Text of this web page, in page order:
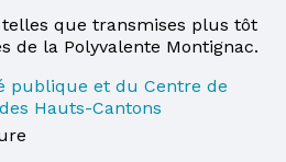
que transmises plus tôt
de la Polyvalente Montignac.
publique et du Centre de
Hauts-Cantons